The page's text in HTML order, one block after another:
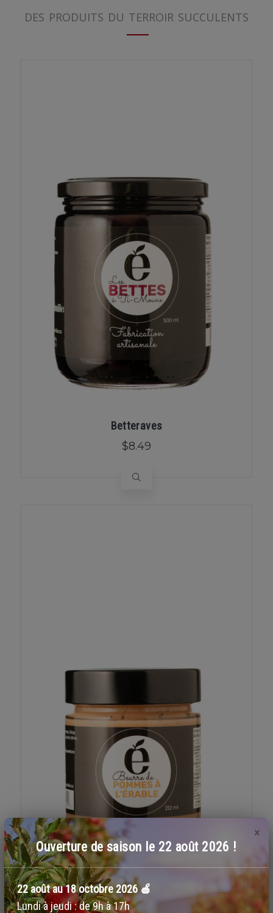
des produits du terroir succulents
Betteraves
$8.49
Beurre de pommes à l'érable
$8.49
×
Ouverture de saison le 22 août 2026 !
22 août au 18 octobre 2026 🍎
Lundi à jeudi : de 9h à 17h